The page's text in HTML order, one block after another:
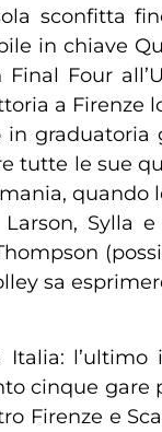
sconfitta
in chiave
Four
a Firenze
tutte le sue
Sylla
sa
cinque
Firenze e